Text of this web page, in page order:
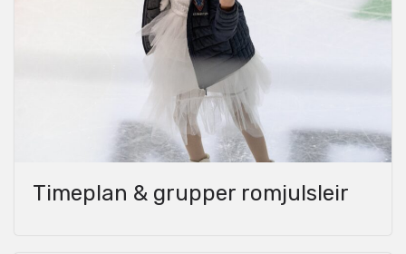
Timeplan & grupper romjulsleir